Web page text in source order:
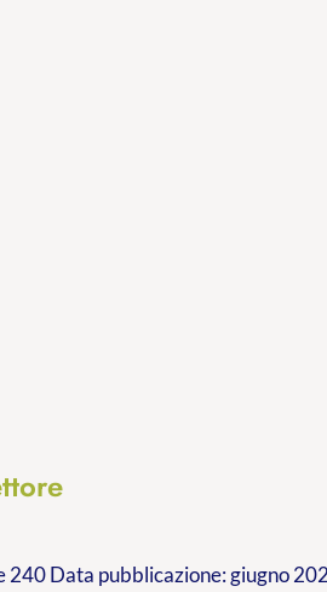
240 Data pubblicazione: giugno